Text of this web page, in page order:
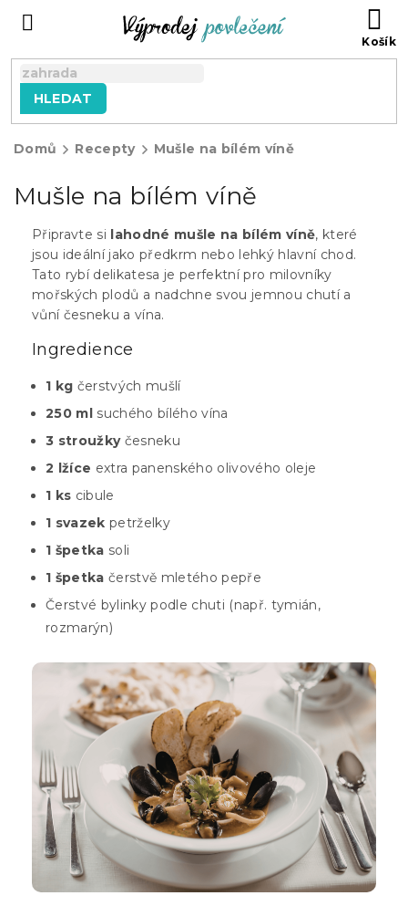
HLEDAT
Domů Recepty Mušle na bílém víně
Mušle na bílém víně
Připravte si lahodné mušle na bílém víně, které
jsou ideální jako předkrm nebo lehký hlavní chod.
Tato rybí delikatesa je perfektní pro milovníky
mořských plodů a nadchne svou jemnou chutí a
vůní česneku a vína.
Ingredience
1 kg čerstvých mušlí
250 ml suchého bílého vína
3 stroužkyčesneku
2 lžíce extra panenského olivového oleje
1 ks cibule
1 svazek petrželky
1 špetka soli
1 špetka čerstvě mletého pepře
Čerstvé bylinky podle chuti (např. tymián,
rozmarýn)